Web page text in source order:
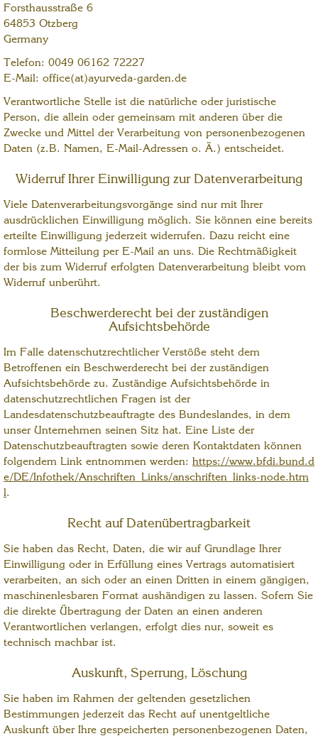
Forsthausstraße 6
64853 Otzberg
Germany
Telefon: 0049 06162 72227
E-Mail: office(at)ayurveda-garden.de
Verantwortliche Stelle ist die natürliche oder juristische
Person, die allein oder gemeinsam mit anderen über die
Zwecke und Mittel der Verarbeitung von personenbezogenen
Daten (z.B. Namen, E-Mail-Adressen o. Ä.) entscheidet.
Widerruf Ihrer Einwilligung zur Datenverarbeitung
Viele Datenverarbeitungsvorgänge sind nur mit Ihrer
ausdrücklichen Einwilligung möglich. Sie können eine bereits
erteilte Einwilligung jederzeit widerrufen. Dazu reicht eine
formlose Mitteilung per E-Mail an uns. Die Rechtmäßigkeit
der bis zum Widerruf erfolgten Datenverarbeitung bleibt vom
Widerruf unberührt.
Beschwerderecht bei der zuständigen
Aufsichtsbehörde
Im Falle datenschutzrechtlicher Verstöße steht dem
Betroffenen ein Beschwerderecht bei der zuständigen
Aufsichtsbehörde zu. Zuständige Aufsichtsbehörde in
datenschutzrechtlichen Fragen ist der
Landesdatenschutzbeauftragte des Bundeslandes, in dem
unser Unternehmen seinen Sitz hat. Eine Liste der
Datenschutzbeauftragten sowie deren Kontaktdaten können
folgendem Link entnommen werden: https://www.bfdi.bund.d
e/DE/Infothek/Anschriften_Links/anschriften_links-node.htm
l.
Recht auf Datenübertragbarkeit
Sie haben das Recht, Daten, die wir auf Grundlage Ihrer
Einwilligung oder in Erfüllung eines Vertrags automatisiert
verarbeiten, an sich oder an einen Dritten in einem gängigen,
maschinenlesbaren Format aushändigen zu lassen. Sofern Sie
die direkte Übertragung der Daten an einen anderen
Verantwortlichen verlangen, erfolgt dies nur, soweit es
technisch machbar ist.
Auskunft, Sperrung, Löschung
Sie haben im Rahmen der geltenden gesetzlichen
Bestimmungen jederzeit das Recht auf unentgeltliche
Auskunft über Ihre gespeicherten personenbezogenen Daten,